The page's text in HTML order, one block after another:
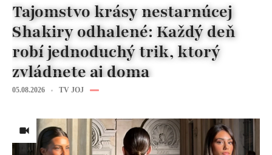
Tajomstvo krásy nestarnúcej
Shakiry odhalené: Každý deň
robí jednoduchý trik, ktorý
zvládnete aj doma
05.08.2026 TV JOJ